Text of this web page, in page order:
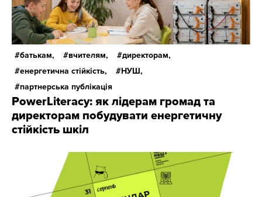
батькам, вчителям,
директорам,
енергетична стійкість,
НУШ,
партнерська публікація
PowerLiteracy: як лідерам громад та
директорам побудувати енергетичну
стійкість шкіл